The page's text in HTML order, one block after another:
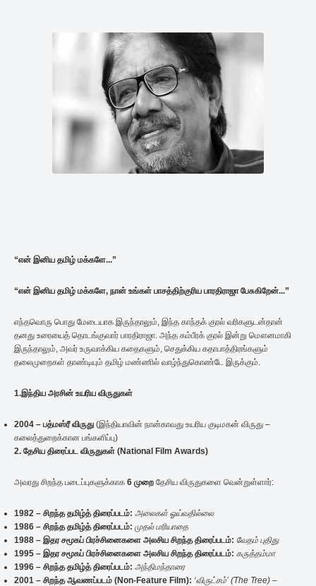
“என் இனிய தமிழ் மக்களே...”
“என் இனிய தமிழ் மக்களே, நான் உங்கள் பாசத்திற்குரிய பாரதிராஜாபேசுகிறேன்...”
எந்தவொரு பொது மேடையாக இருந்தாலும், இந்த காந்தக் குரல் வரிகளுடன்தான்
தனது உரையைத் தொடங்குவார் பாரதிராஜா. அந்த கம்பீரக் குரல் இன்று மௌனமாகி
இருந்தாலும், அவர் உருவாக்கிய கதைகளும், செதுக்கிய கதாபாத்திரங்களும்
தலைமுறைகள் தாண்டியும் தமிழ் மண்ணில் வாழ்ந்துகொண்டே இருக்கும்.
1.இந்திய அரசின் உயரிய விருதுகள்
2004 – பத்மஸ்ரீவிருது (இந்தியாவின் நான்காவது உயரிய குடிமகன் விருது –
கலைத்துறைக்கான பங்களிப்பு)
2. தேசிய திரைப்பட விருதுகள் (National Film Awards)
அவரது சிறந்த படைப்புகளுக்காக 6 முறை தேசிய விருதுகளை வென்றுள்ளார்:
1982 – சிறந்ததமிழ்த்திரைப்படம்: அலைகள்ஓய்வதில்லை
1986 – சிறந்ததமிழ்த்திரைப்படம்: முதல்மரியாதை
1988 – இதரசமூகப் பிரச்சினைகளை அலசிய சிறந்ததிரைப்படம்: வேதம் புதிது
1995 – இதரசமூகப் பிரச்சினைகளை அலசிய சிறந்ததிரைப்படம்: கருத்தம்மா
1996 – சிறந்ததமிழ்த்திரைப்படம்: அந்திமந்தாரை
2001 – சிறந்தஆவணப்படம் (Non-Feature Film): ‘விருட்சம்’ (The Tree) –